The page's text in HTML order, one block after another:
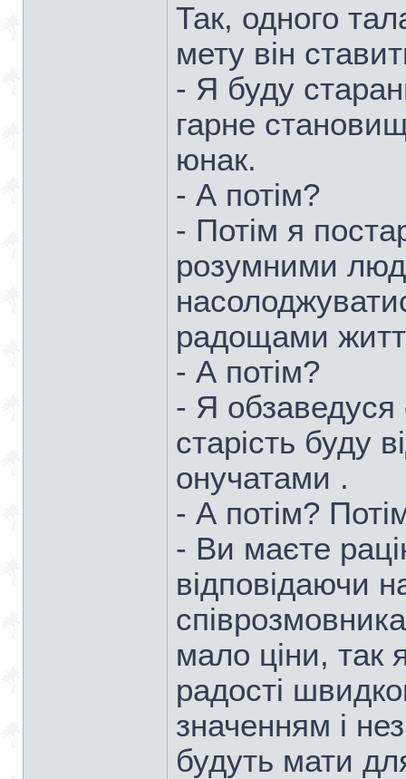
Так, одного
мету він
- Я буду
гарне
юнак.
- А потім?
- Потім я
розумними
радощами
- А потім?
- Я обзаведуся
старість буду
онучатами .
- А потім?
- Ви маєте
відповідаючи
мало ціни, так
радості
значенням і
будуть мати